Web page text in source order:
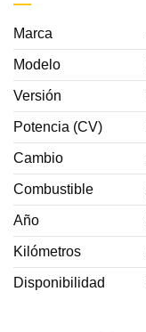
Marca
Modelo
Versión
Potencia (CV)
Cambio
Combustible
Año
Kilómetros
Disponibilidad